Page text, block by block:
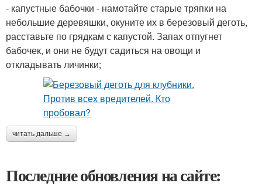
- капустные бабочки - намотайте старые тряпки на
небольшие деревяшки, окуните их в березовый деготь,
расставьте по грядкам с капустой. Запах отпугнет
бабочек, и они не будут садиться на овощи и
откладывать личинки;
читать дальше →
Последние обновления на сайте: